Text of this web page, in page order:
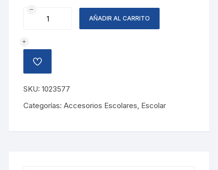
BOTE
METAL
SURTIDO
OZ
AÑADIR AL CARRITO
AÑADIR
A
LISTA
DE
DESEOS
SKU:1023577
Categorías:Accesorios Escolares, Escolar